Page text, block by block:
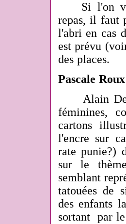
Si l'on
repas, il faut
l'abri en cas
est prévu
des places.
Pascale
Alain
féminines,
cartons
l'encre sur
rate punie?)
sur le
semblant
tatouées de
des enfants
sortant par le